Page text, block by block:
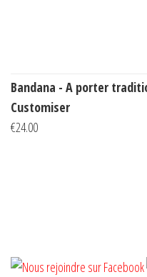
Bandana - A porter
Customiser
€24.00